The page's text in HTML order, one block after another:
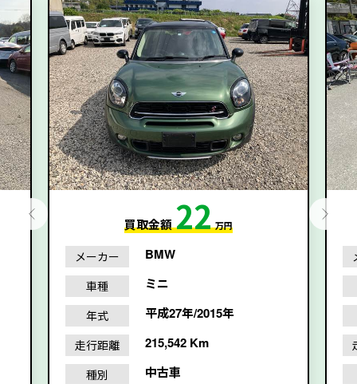
買取金額22 万円
メーカー BMW
車種 ミニ
年式 平成27年/2015年
走行距離 215,542 Km
種別 中古車